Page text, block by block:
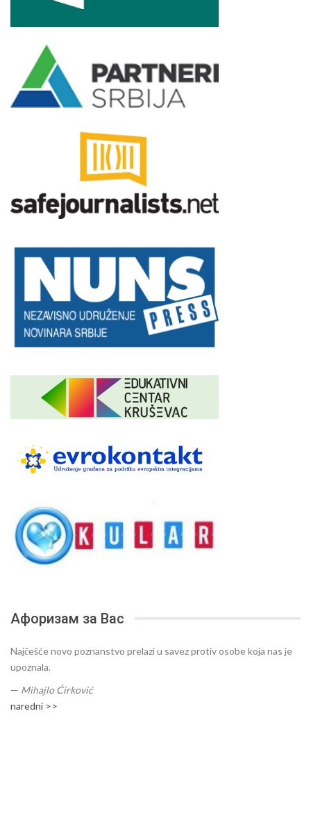
Афоризам за Вас
Najčešće novo poznanstvo prelazi u savez protiv osobe koja nas je
upoznala.
— Mihajlo Ćirković
naredni >>